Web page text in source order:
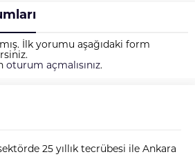
İlk yorumu aşağıdaki form
oturum açmalısınız.
25 yıllık tecrübesi ile Ankara